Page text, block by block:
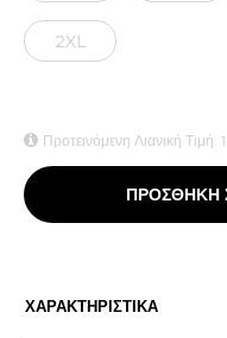
2XL
Προτεινόμενη Λιανική Τιμή:
ΠΡΟΣΘΗΚΗ
ΧΑΡΑΚΤΗΡΙΣΤΙΚΑ